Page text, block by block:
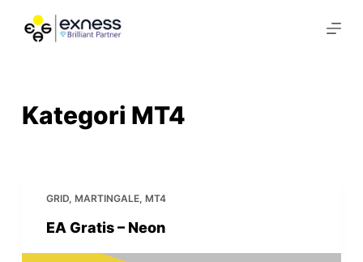
o
n
Kategori MT4
GRID, MARTINGALE, MT4
EA Gratis – Neon